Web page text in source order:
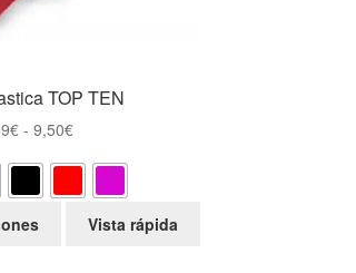
TOP TEN
€ - 9,50€Rango
desde
8,99€
Este
producto
Vista rápida